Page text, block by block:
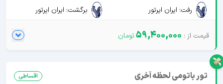
رفت: ایران ایرتور
برگشت: ایران ایرتور
59,400,000
تور باتومی لحظه آخری اقساطی